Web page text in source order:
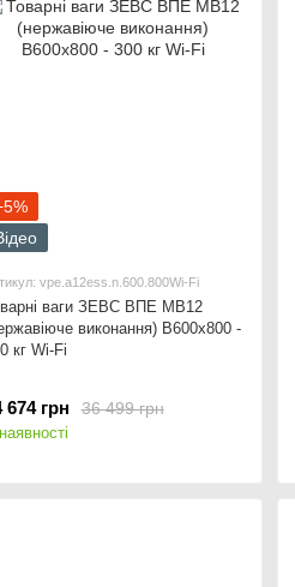
vpe.a12ess.n.600.800Wi-Fi
ваги ЗЕВС ВПЕ МВ12
виконання) В600x800 -
кг Wi-Fi
36 499 грн
674 грн